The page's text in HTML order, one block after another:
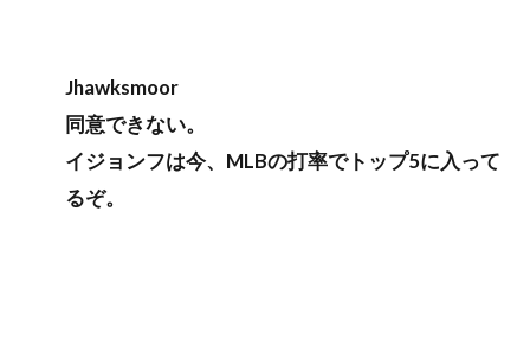
Jhawksmoor
同意できない。
イジョンフは今、MLBの打率でトップ5に入って
るぞ。